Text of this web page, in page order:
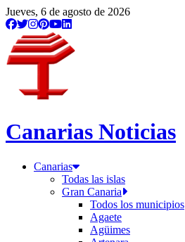
Jueves, 6 de agosto de 2026
Canarias Noticias
Canarias
Todas las islas
Gran Canaria
Todos los municipios
Agaete
Agüimes